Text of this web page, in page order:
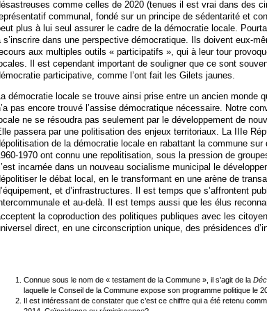
comme celles de 2020 (tenues il est vrai dans des
communal, fondé sur un principe de sédentarité et
plus à lui seul assurer le cadre de la démocratie locale.
s’inscrire dans une perspective démocratique. Ils doivent eux-
aux multiples outils « participatifs », qui à leur tour
Il est cependant important de souligner que ce sont
participative, comme l’ont fait les Gilets jaunes.
démocratie locale se trouve ainsi prise entre un ancien monde
pas encore trouvé l’assise démocratique nécessaire. Notre
ne se résoudra pas seulement par le développement de
passera par une politisation des enjeux territoriaux. La IIIe
de la démocratie locale en rabattant la commune
1970 ont connu une repolitisation, sous la pression de
incarnée dans un nouveau socialisme municipal le
le débat local, en le transformant en une arène de
et d’infrastructures. Il est temps que s’affrontent
et au-delà. Il est temps aussi que les élus
la coproduction des politiques publiques avec les
direct, en une circonscription unique, des présidences
Connue sous le nom de « testament de la Commune », il s’agit de la
laquelle le Conseil de la Commune expose son programme politique le
Il est intéressant de constater que c’est ce chiffre qui a été retenu